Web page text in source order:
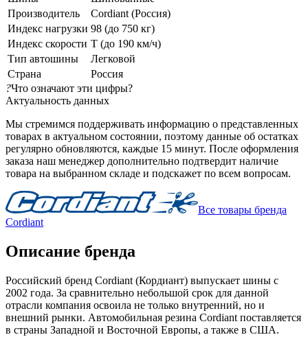
Производитель
Cordiant (Россия)
Индекс нагрузки 98 (до 750 кг)
Индекс скорости T (до 190 км/ч)
Тип автошины
Легковой
Страна
Россия
?Что означают эти цифры?
Актуальность данных
Мы стремимся поддерживать информацию о представленных
товарах в актуальном состоянии, поэтому данные об остатках
регулярно обновляются, каждые 15 минут. После оформления
заказа наш менеджер дополнительно подтвердит наличие
товара на выбранном складе и подскажет по всем вопросам.
Все товары бренда
Cordiant
Описание бренда
Российский бренд Cordiant (Кордиант) выпускает шины с
2002 года. За сравнительно небольшой срок для данной
отрасли компания освоила не только внутренний, но и
внешний рынки. Автомобильная резина Cordiant поставляется
в страны Западной и Восточной Европы, а также в США.